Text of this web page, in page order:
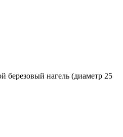
березовый нагель (диаметр 25